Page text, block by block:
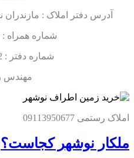
آدرس دفتر املاک :
شماره همراه : 09113950677
شماره دفتر : 01152371462
مهندس
املاک رستمی 09113950677
ملکار نوشهر کجاست؟